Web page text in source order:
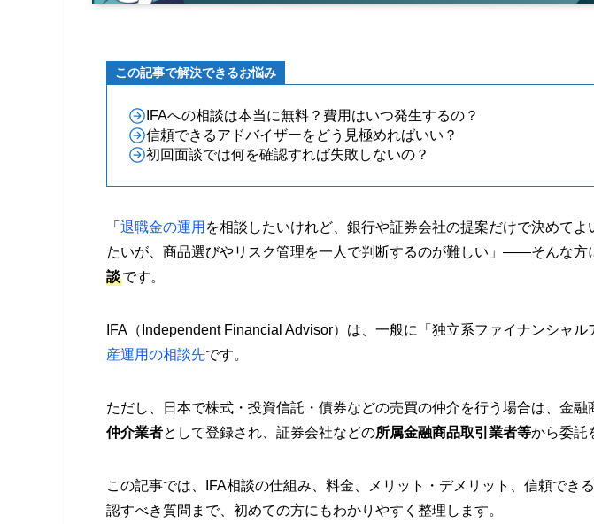
この記事で解決できるお悩み
IFAへの相談は本当に無料？費用はいつ発生するの？
信頼できるアドバイザーをどう見極めればいい？
初回面談では何を確認すれば失敗しないの？
「 退職金の運用 を相談したいけれど、銀行や証券会社の提案だけで決めて
たいが、商品選びやリスク管理を一人で判断するのが難しい」——そんな方
談です。
IFA（Independent Financial Advisor）は、一般に「独立系ファイナンシャ
産運用の相談先です。
ただし、日本で株式・投資信託・債券などの売買の仲介を行う場合は、金融
仲介業者として登録され、証券会社などの所属金融商品取引業者等から委託
この記事では、IFA相談の仕組み、料金、メリット・デメリット、信頼でき
認すべき質問まで、初めての方にもわかりやすく整理します。